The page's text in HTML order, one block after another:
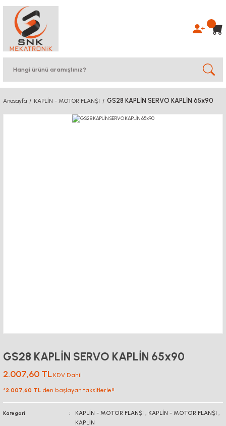
Anasayfa KAPLİN - MOTOR FLANŞI GS28 KAPLİN SERVO KAPLİN 65x90
GS28 KAPLİN SERVO KAPLİN 65x90
2.007,60 TL KDV Dahil
*2.007,60 TL den başlayan taksitlerle!!
Kategori KAPLİN - MOTOR FLANŞI , KAPLİN - MOTOR FLANŞI ,
KAPLİN